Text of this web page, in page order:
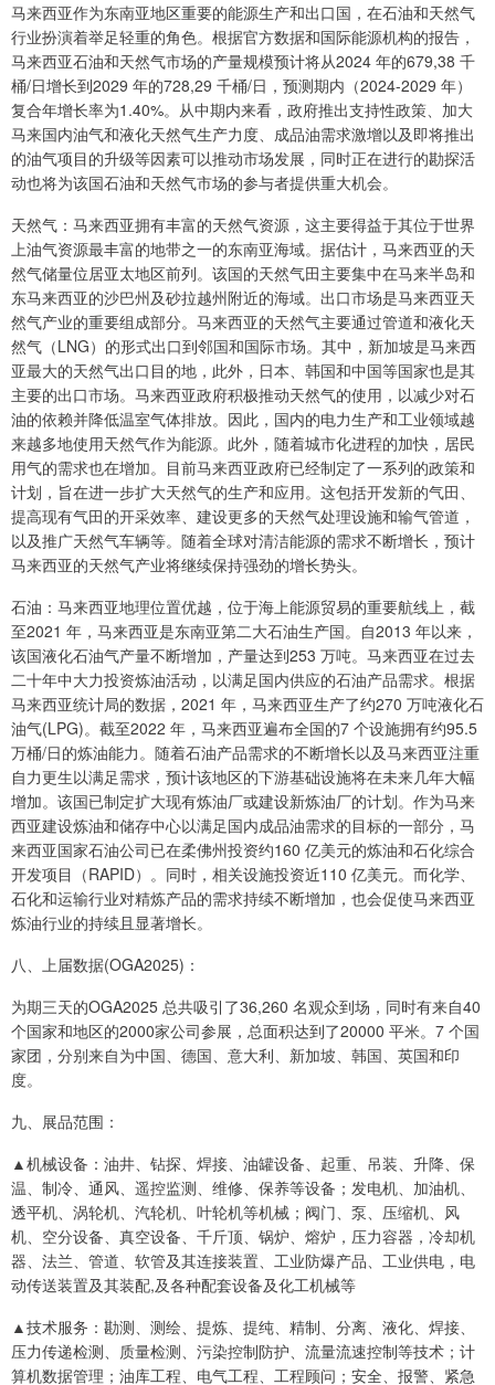
马来西亚作为东南亚地区重要的能源生产和出口国，在石油和天然气
行业扮演着举足轻重的角色。根据官方数据和国际能源机构的报告，
马来西亚石油和天然气市场的产量规模预计将从2024 年的679,38 千
桶/日增长到2029 年的728,29 千桶/日，预测期内（2024-2029 年）
复合年增长率为1.40%。从中期内来看，政府推出支持性政策、加大
马来国内油气和液化天然气生产力度、成品油需求激增以及即将推出
的油气项目的升级等因素可以推动市场发展，同时正在进行的勘探活
动也将为该国石油和天然气市场的参与者提供重大机会。
天然气：马来西亚拥有丰富的天然气资源，这主要得益于其位于世界
上油气资源最丰富的地带之一的东南亚海域。据估计，马来西亚的天
然气储量位居亚太地区前列。该国的天然气田主要集中在马来半岛和
东马来西亚的沙巴州及砂拉越州附近的海域。出口市场是马来西亚天
然气产业的重要组成部分。马来西亚的天然气主要通过管道和液化天
然气（LNG）的形式出口到邻国和国际市场。其中，新加坡是马来西
亚最大的天然气出口目的地，此外，日本、韩国和中国等国家也是其
主要的出口市场。马来西亚政府积极推动天然气的使用，以减少对石
油的依赖并降低温室气体排放。因此，国内的电力生产和工业领域越
来越多地使用天然气作为能源。此外，随着城市化进程的加快，居民
用气的需求也在增加。目前马来西亚政府已经制定了一系列的政策和
计划，旨在进一步扩大天然气的生产和应用。这包括开发新的气田、
提高现有气田的开采效率、建设更多的天然气处理设施和输气管道，
以及推广天然气车辆等。随着全球对清洁能源的需求不断增长，预计
马来西亚的天然气产业将继续保持强劲的增长势头。
石油：马来西亚地理位置优越，位于海上能源贸易的重要航线上，截
至2021 年，马来西亚是东南亚第二大石油生产国。自2013 年以来，
该国液化石油气产量不断增加，产量达到253 万吨。马来西亚在过去
二十年中大力投资炼油活动，以满足国内供应的石油产品需求。根据
马来西亚统计局的数据，2021 年，马来西亚生产了约270 万吨液化石
油气(LPG)。截至2022 年，马来西亚遍布全国的7 个设施拥有约95.5
万桶/日的炼油能力。随着石油产品需求的不断增长以及马来西亚注重
自力更生以满足需求，预计该地区的下游基础设施将在未来几年大幅
增加。该国已制定扩大现有炼油厂或建设新炼油厂的计划。作为马来
西亚建设炼油和储存中心以满足国内成品油需求的目标的一部分，马
来西亚国家石油公司已在柔佛州投资约160 亿美元的炼油和石化综合
开发项目（RAPID）。同时，相关设施投资近110 亿美元。而化学、
石化和运输行业对精炼产品的需求持续不断增加，也会促使马来西亚
炼油行业的持续且显著增长。
八、上届数据(OGA2025)：
为期三天的OGA2025 总共吸引了36,260 名观众到场，同时有来自40
个国家和地区的2000家公司参展，总面积达到了20000 平米。7 个国
家团，分别来自为中国、德国、意大利、新加坡、韩国、英国和印
度。
九、展品范围：
▲机械设备：油井、钻探、焊接、油罐设备、起重、吊装、升降、保
温、制冷、通风、遥控监测、维修、保养等设备；发电机、加油机、
透平机、涡轮机、汽轮机、叶轮机等机械；阀门、泵、压缩机、风
机、空分设备、真空设备、千斤顶、锅炉、熔炉，压力容器，冷却机
器、法兰、管道、软管及其连接装置、工业防爆产品、工业供电，电
动传送装置及其装配,及各种配套设备及化工机械等
▲技术服务：勘测、测绘、提炼、提纯、精制、分离、液化、焊接、
压力传递检测、质量检测、污染控制防护、流量流速控制等技术；计
算机数据管理；油库工程、电气工程、工程顾问；安全、报警、紧急